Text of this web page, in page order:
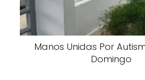
Manos Unidas Por
Domingo